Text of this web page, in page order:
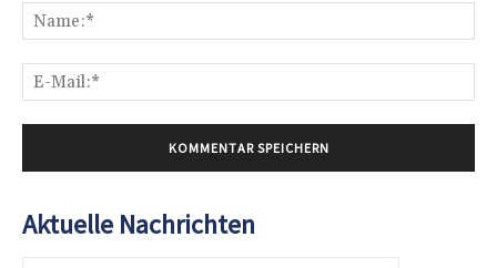
Aktuelle Nachrichten